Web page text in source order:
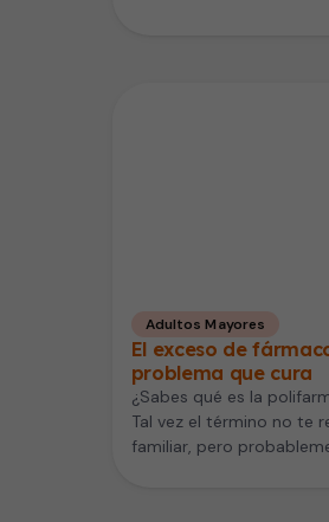
Adultos Mayores
El exceso de
problema que cura
¿Sabes qué es la
Tal vez el término no te
familiar, pero